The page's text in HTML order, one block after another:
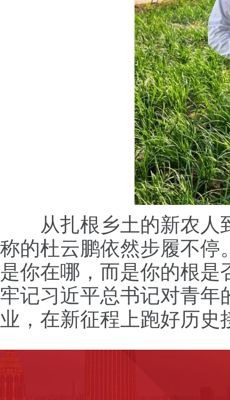
从扎根乡土的新农
称的杜云鹏依然步履不停
是你在哪，而是你的根是
牢记习近平总书记对青年
业，在新征程上跑好历史